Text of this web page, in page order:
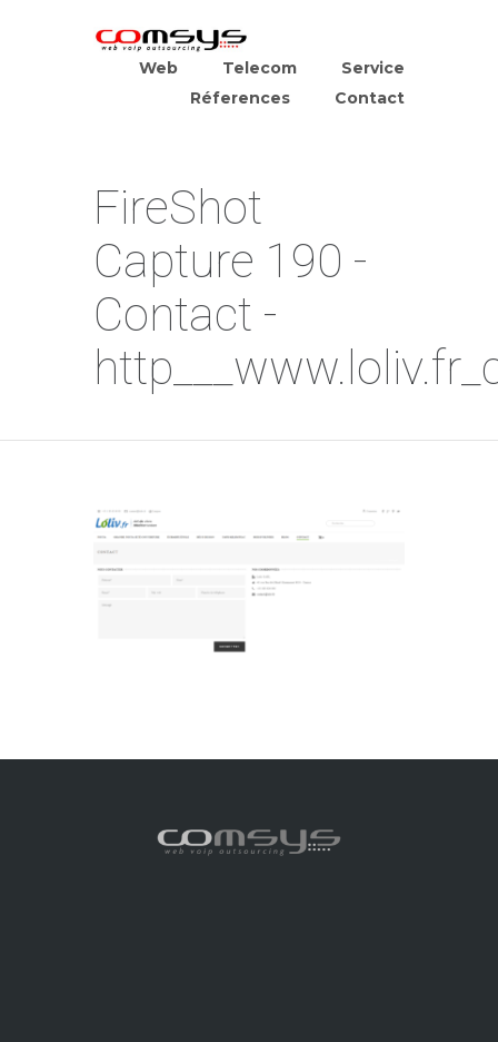
Web Telecom
Service
Réferences
Contact
FireShot
Capture 190 -
Contact -